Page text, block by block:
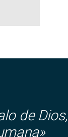
de Dios,